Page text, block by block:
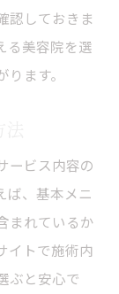
認しておきま
る美容院を選
ます。
ービス内容の
ば、基本メニ
まれているか
イトで施術内
ぶと安心で